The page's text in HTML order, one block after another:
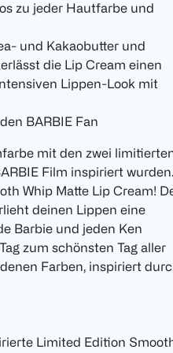
zu jeder Hautfarbe und
und Kakaobutter und
die Lip Cream einen
Lippen-Look mit
BARBIE Fan
mit den zwei
Film inspiriert wurden.
Whip Matte Lip Cream!
deinen Lippen eine
Barbie und jeden Ken
zum schönsten Tag aller
Farben, inspiriert
Limited Edition